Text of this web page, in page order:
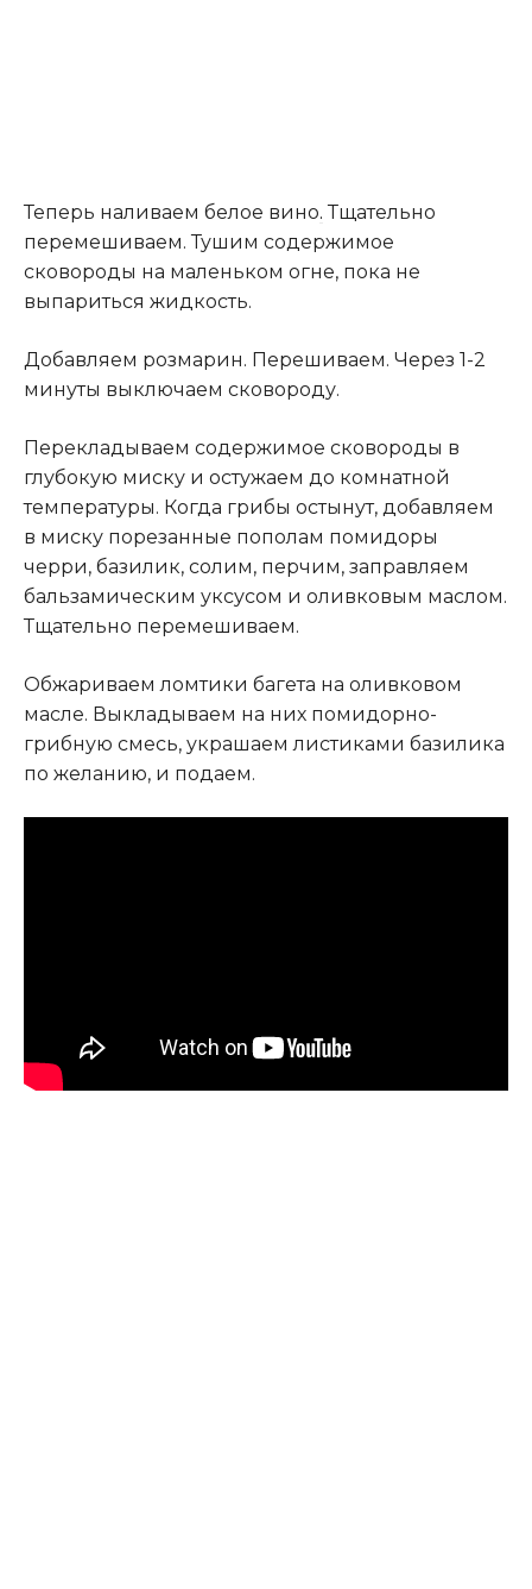
Теперь наливаем белое вино. Тщательно
перемешиваем. Тушим содержимое
сковороды на маленьком огне, пока не
выпариться жидкость.
Добавляем розмарин. Перешиваем. Через 1-2
минуты выключаем сковороду.
Перекладываем содержимое сковороды в
глубокую миску и остужаем до комнатной
температуры. Когда грибы остынут, добавляем
в миску порезанные пополам помидоры
черри, базилик, солим, перчим, заправляем
бальзамическим уксусом и оливковым маслом.
Тщательно перемешиваем.
Обжариваем ломтики багета на оливковом
масле. Выкладываем на них помидорно-
грибную смесь, украшаем листиками базилика
по желанию, и подаем.